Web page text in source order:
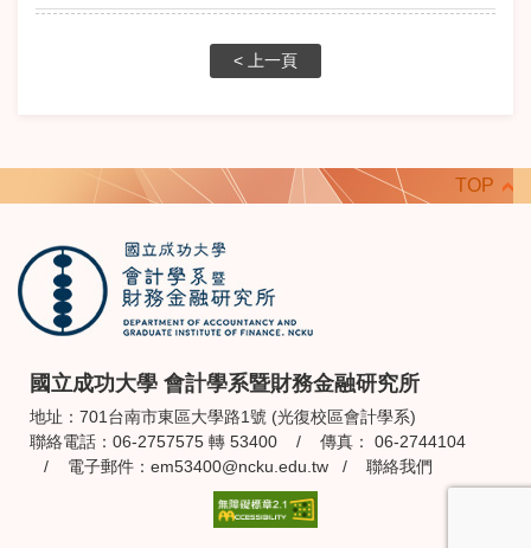
< 上一頁
TOP
國立成功大學 會計學系暨財務金融研究所
地址：701台南市東區大學路1號 (光復校區會計學系)
聯絡電話：06-2757575 轉 53400 / 傳真： 06-2744104
/ 電子郵件： em53400@ncku.edu.tw / 聯絡我們